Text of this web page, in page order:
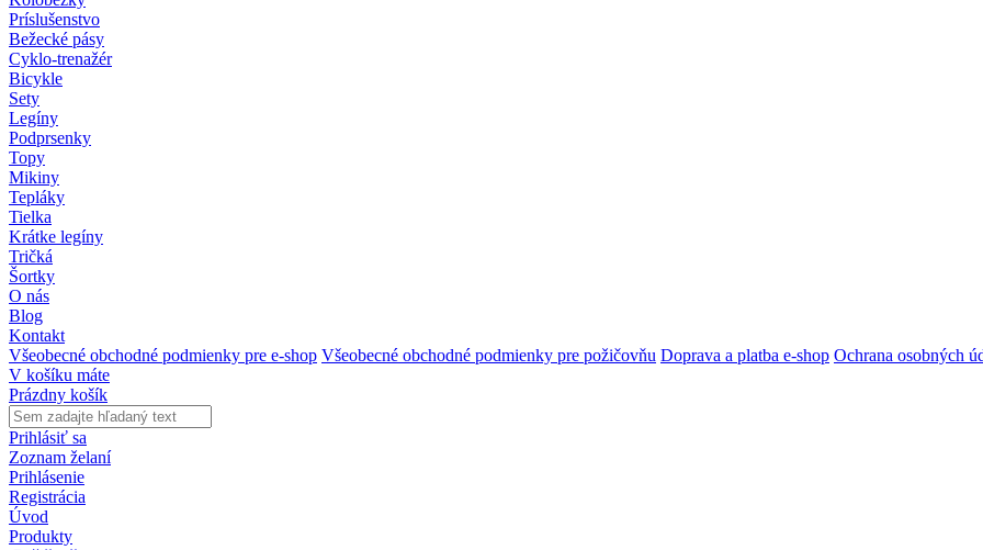
Príslušenstvo
Bežecké pásy
Cyklo-trenažér
Bicykle
Sety
Legíny
Podprsenky
Topy
Mikiny
Tepláky
Tielka
Krátke legíny
Tričká
Šortky
O nás
Blog
Kontakt
Všeobecné obchodné podmienky pre e-shop Všeobecné obchodné podmienky pre požičovňu Doprava a platba e-shop Ochrana osobných
V košíku máte
Prázdny košík
Prihlásiť sa
Zoznam želaní
Prihlásenie
Registrácia
Úvod
Produkty